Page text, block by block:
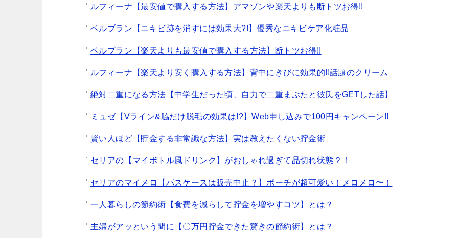
ルフィーナ【最安値で購入する方法】アマゾンや楽天よりも断トツお得!!
ベルブラン【ニキビ跡を消すには効果大?!】優秀なニキビケア化粧品
ベルブラン【楽天よりも最安値で購入する方法】断トツお得!!
ルフィーナ【楽天より安く購入する方法】背中にきびに効果的!!話題のクリーム
絶対二重になる方法【中学生だった頃、自力で二重まぶたと彼氏をGETした話】
ミュゼ【Vライン&脇だけ脱毛の効果は!?】Web申し込みで100円キャンペーン!!
賢い人ほど【貯金する非常識な方法】実は教えたくない貯金術
セリアの【マイボトル風ドリンク】がおしゃれ過ぎて品切れ状態？！
セリアのマイメロ【パスケースは販売中止？】ポーチが超可愛い！メロメロ〜！
一人暮らしの節約術【食費を減らして貯金を増やすコツ】とは？
主婦がアッという間に【〇万円貯金できた驚きの節約術】とは？